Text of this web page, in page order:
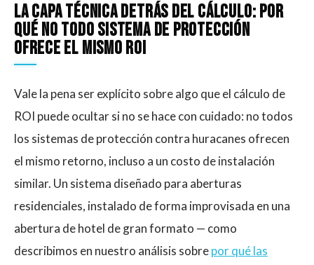
La Capa Técnica Detrás Del Cálculo: Por
Qué No Todo Sistema De Protección
Ofrece El Mismo ROI
Vale la pena ser explícito sobre algo que el cálculo de
ROI puede ocultar si no se hace con cuidado: no todos
los sistemas de protección contra huracanes ofrecen
el mismo retorno, incluso a un costo de instalación
similar. Un sistema diseñado para aberturas
residenciales, instalado de forma improvisada en una
abertura de hotel de gran formato — como
describimos en nuestro análisis sobrepor qué las